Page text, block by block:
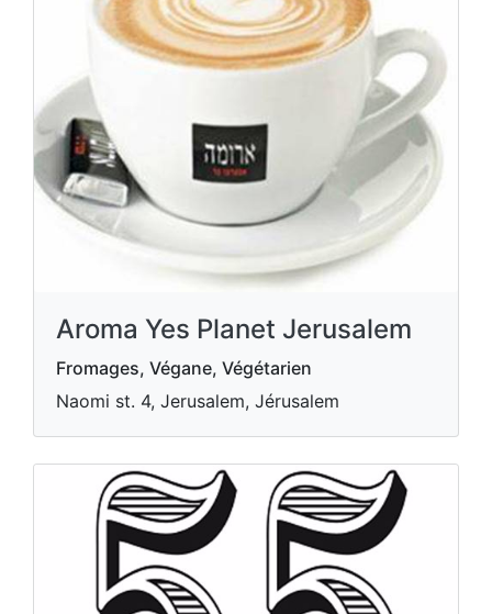
Aroma Yes Planet Jerusalem
Fromages, Végane, Végétarien
Naomi st. 4, Jerusalem, Jérusalem